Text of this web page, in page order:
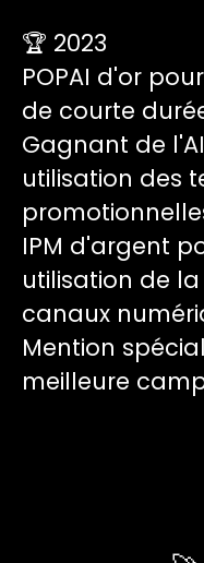
🏆 2023
POPAI d'or
de courte
Gagnant de
utilisation des
IPM d'argent
utilisation de
canaux
Mention
meilleure